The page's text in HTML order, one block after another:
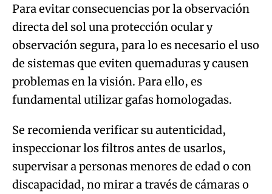
Para evitar consecuencias por la observación
directa del sol una protección ocular y
observación segura, para lo es necesario el uso
de sistemas que eviten quemaduras y causen
problemas en la visión. Para ello, es
fundamental utilizar gafas homologadas.
Se recomienda verificar su autenticidad,
inspeccionar los filtros antes de usarlos,
supervisar a personas menores de edad o con
discapacidad, no mirar a través de cámaras o